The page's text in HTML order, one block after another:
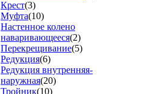
Крест(3)
Муфта(10)
Настенное колено
наваривающееся(2)
Перекрещивание(5)
Редукция(6)
Редукция внутренняя-
наружная(20)
Тройник(10)